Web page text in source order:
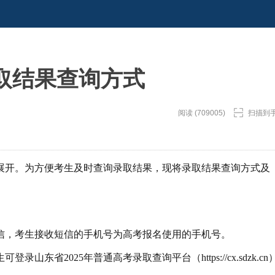
结果查询方式
阅读 (709005) 扫描到
。为方便考生及时查询录取结果，现将录取结果查询方式及
考生接收短信的手机号为高考报名使用的手机号。
登录山东省2025年普通高考录取查询平台（https://cx.sdzk.cn